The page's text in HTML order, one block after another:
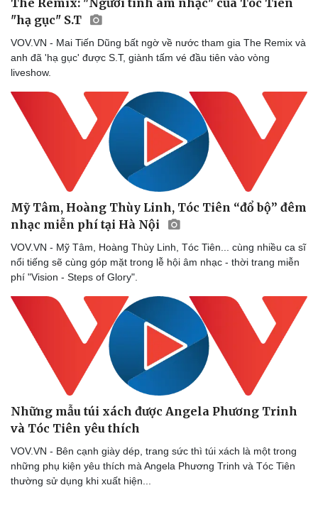
Sân khấu - Điện ảnh
Văn học
Âm nhạc
Di sản
Nghệ sĩ
Thời trang
Sao Việt
"hạ gục" S.T
VOV.VN - Mai Tiến Dũng bất ngờ về nước tham gia The Remix và
anh đã 'hạ gục' được S.T, giành tấm vé đầu tiên vào vòng
liveshow.
Mỹ Tâm, Hoàng Thùy Linh, Tóc Tiên “đổ bộ” đêm
nhạc miễn phí tại Hà Nội
VOV.VN - Mỹ Tâm, Hoàng Thùy Linh, Tóc Tiên... cùng nhiều ca sĩ
nổi tiếng sẽ cùng góp mặt trong lễ hội âm nhạc - thời trang miễn
phí "Vision - Steps of Glory".
Những mẫu túi xách được Angela Phương Trinh
và Tóc Tiên yêu thích
VOV.VN - Bên cạnh giày dép, trang sức thì túi xách là một trong
những phụ kiện yêu thích mà Angela Phương Trinh và Tóc Tiên
thường sử dụng khi xuất hiện...